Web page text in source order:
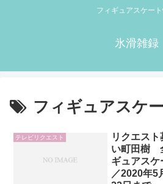
フィギュアスケー
氷滑雑録
フィギュアスケ
テレビリクエスト
リクエス
い町田樹
ギュアス
／2020年5